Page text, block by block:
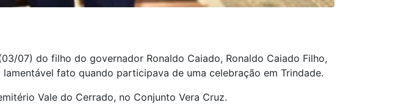
07) do filho do governador Ronaldo Caiado, Ronaldo Caiado Filho,
fato quando participava de uma celebração em Trindade.
Vale do Cerrado, no Conjunto Vera Cruz.